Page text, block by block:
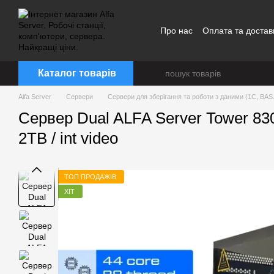
Перейти до основного контенту
Про нас Оплата та
Каталог товарів
Alfa Server Сервери Сервери для зберігання та роботи з даними (1С,
Сервер Dual ALFA Server Tower
2TB / int video
ТОП ПРОДАЖІВ
ХІТ